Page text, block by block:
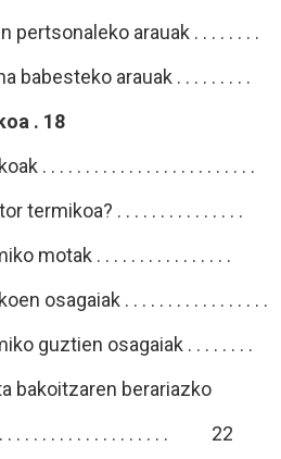
pertsonaleko arauak . . . . . .
babesteko arauak . . . . . . . .
. 18
. . . . . . . . . . . . . . . . . . . . . . . .
termikoa? . . . . . . . . . . . . . .
motak . . . . . . . . . . . . . .
osagaiak . . . . . . . . . . . . . . . .
guztien osagaiak . . . . . .
bakoitzaren berariazko
. . . . . . . . . . . . . . . . . . . . 22